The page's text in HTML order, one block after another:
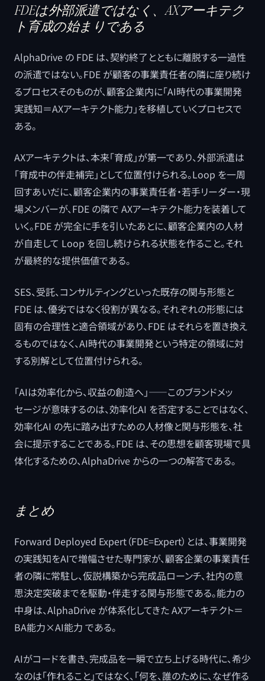
FDEは外部派遣ではなく、AXアーキテク
ト育成の始まりである
AlphaDrive の FDE は、契約終了とともに離脱する一過性
の派遣ではない。FDE が顧客の事業責任者の隣に座り続け
るプロセスそのものが、顧客企業内に「AI時代の事業開発
実践知＝AXアーキテクト能力」を移植していくプロセスで
ある。
AXアーキテクトは、本来「育成」が第一であり、外部派遣は
「育成中の伴走補完」として位置付けられる。Loop を一周
回すあいだに、顧客企業内の事業責任者・若手リーダー・現
場メンバーが、FDE の隣で AXアーキテクト能力を装着して
いく。FDE が完全に手を引いたあとに、顧客企業内の人材
が自走して Loop を回し続けられる状態を作ること。それ
が最終的な提供価値である。
SES、受託、コンサルティングといった既存の関与形態と
FDE は、優劣ではなく役割が異なる。それぞれの形態には
固有の合理性と適合領域があり、FDE はそれらを置き換え
るものではなく、AI時代の事業開発という特定の領域に対
する別解として位置付けられる。
「AIは効率化から、収益の創造へ」――このブランドメッ
セージが意味するのは、効率化AI を否定することではなく、
効率化AI の先に踏み出すための人材像と関与形態を、社
会に提示することである。FDE は、その思想を顧客現場で具
体化するための、AlphaDrive からの一つの解答である。
まとめ
Forward Deployed Expert（FDE=Expert）とは、事業開発
の実践知をAIで増幅させた専門家が、顧客企業の事業責任
者の隣に常駐し、仮説構築から完成品ローンチ、社内の意
思決定突破までを駆動・伴走する関与形態である。能力の
中身は、AlphaDrive が体系化してきた AXアーキテクト＝
BA能力×AI能力 である。
AIがコードを書き、完成品を一瞬で立ち上げる時代に、希少
なのは「作れること」ではなく、「何を、誰のために、なぜ作る